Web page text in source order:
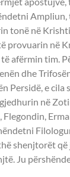
tonë në
provuarin në
afërmin tim.
dhe
Persidë, e cila
në
shenjtorët
Ju